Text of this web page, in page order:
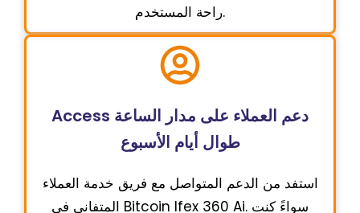
راحة المستخدم.
Access دعم العملاء على مدار الساعة
طوال أيام الأسبوع
استفد من الدعم المتواصل مع فريق خدمة العملاء
المتفاني في Bitcoin Ifex 360 Ai. سواءً كنت